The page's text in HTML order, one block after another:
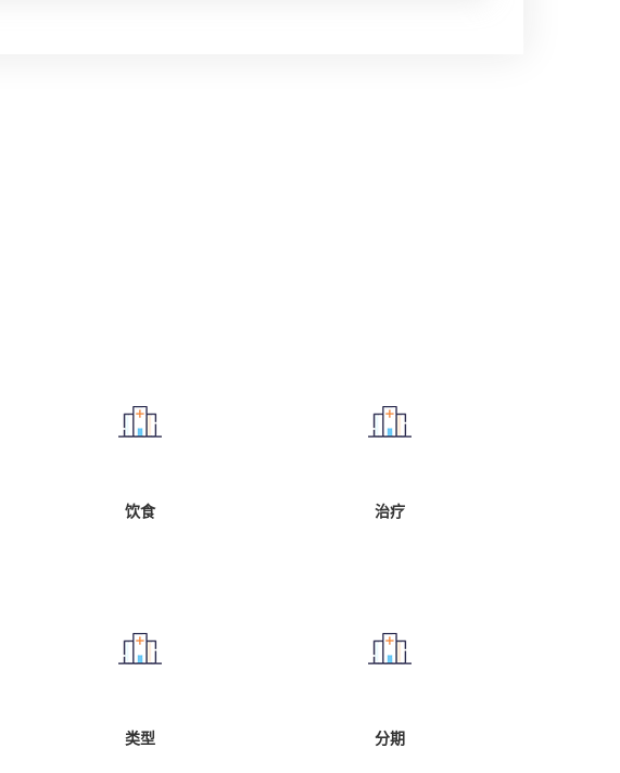
饮食 治疗
类型 分期